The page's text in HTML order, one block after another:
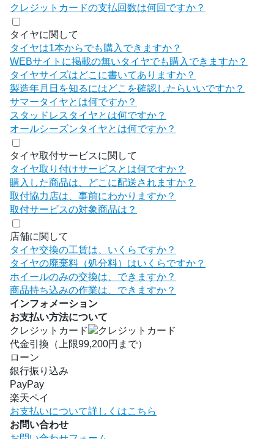
クレジットカードの支払回数は何回ですか？
タイヤに関して
タイヤは1本からでも購入できますか？
WEBサイトに掲載の無いタイヤでも購入できますか？
タイヤサイズはどこに書いてありますか？
製造年月日を知るにはどこを確認したらいいですか？
サマータイヤとは何ですか？
スタッドレスタイヤとは何ですか？
オールシーズンタイヤとは何ですか？
タイヤ取付サービスに関して
タイヤ取り付けサービスとは何ですか？
購入した商品は、どこに配送されますか？
取付協力店は、事前にわかりますか？
取付サービスの対象商品は？
店舗に関して
タイヤ交換の工賃は、いくらですか？
タイヤの廃棄料（処分料）はいくらですか？
ホイールのみの交換は、できますか？
商品持ち込みの作業は、できますか？
インフォメーション
お支払い方法について
クレジットカード
代金引換（上限99,200円まで）
ローン
銀行振り込み
PayPay
楽天ペイ
お支払いについて詳しくはこちら
お問い合わせ